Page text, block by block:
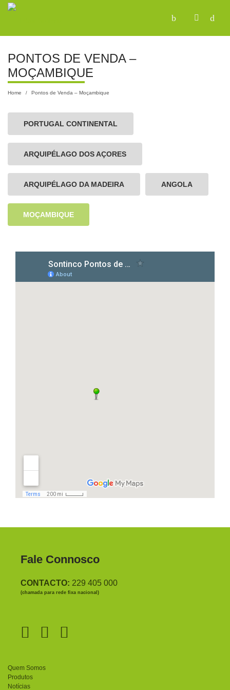
PONTOS DE VENDA –
MOÇAMBIQUE
Home / Pontos de Venda – Moçambique
PORTUGAL CONTINENTAL
ARQUIPÉLAGO DOS AÇORES
ARQUIPÉLAGO DA MADEIRA ANGOLA
MOÇAMBIQUE
Fale Connosco
CONTACTO: 229 405 000
(chamada para rede fixa nacional)
Quem Somos
Produtos
Notícias